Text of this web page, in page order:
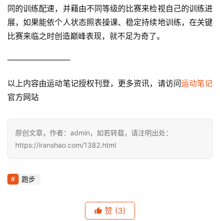
同的训练配速，并藉由不同等级的比赛来检视自己的训练进
展，如果能依个人状态照表操课、稳定持续地训练，在关键
比赛来临之时创造巅峰表现，就不足为奇了。
————————
以上内容由运动笔记授权刊登，更多资讯，请访问运动笔记
官方网站
原创文章，作者：admin，如若转载，请注明出处：
https://iranshao.com/1382.html
跑步
赞 (3)